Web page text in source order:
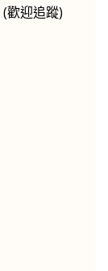
(歡迎追蹤)